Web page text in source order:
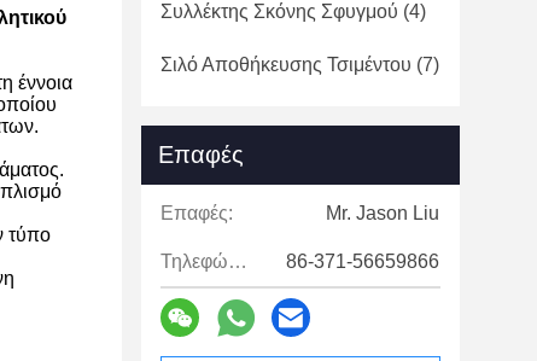
έννοια
τύπο
Συλλέκτης Σκόνης Σφυγμού (4)
Σιλό Αποθήκευσης Τσιμέντου (7)
Επαφές
Επαφές: Mr. Jason Liu
Τηλεφώνημα: 86-371-56659866